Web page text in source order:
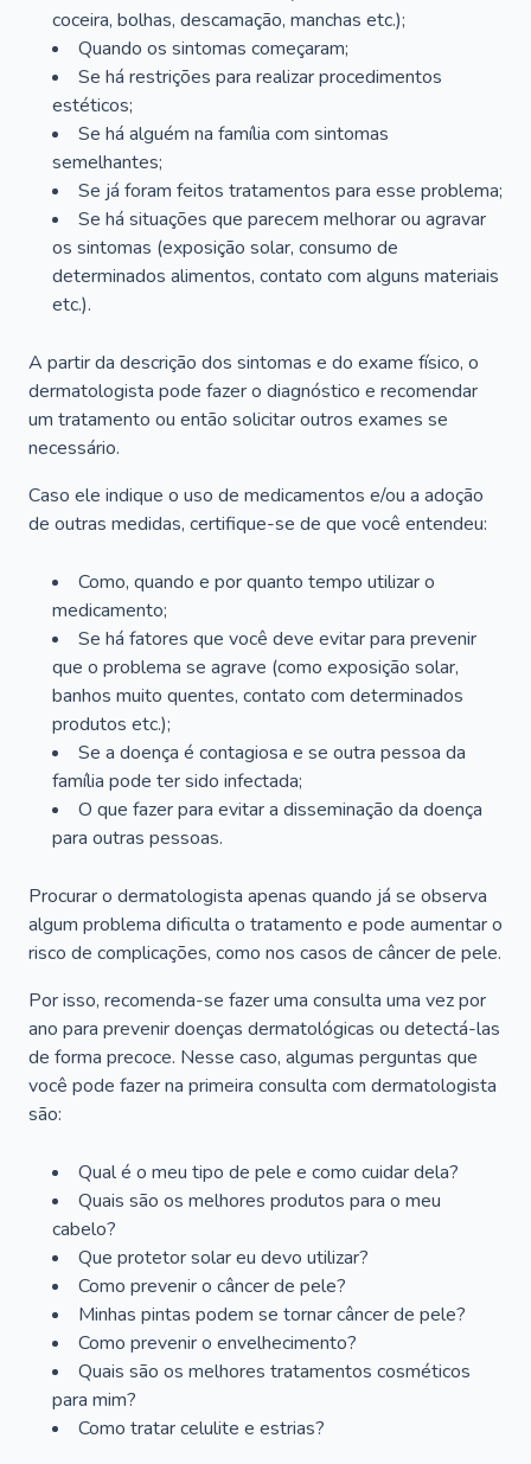
coceira, bolhas, descamação, manchas etc.);
Quando os sintomas começaram;
Se há restrições para realizar procedimentos
estéticos;
Se há alguém na família com sintomas
semelhantes;
Se já foram feitos tratamentos para esse problema;
Se há situações que parecem melhorar ou agravar
os sintomas (exposição solar, consumo de
determinados alimentos, contato com alguns materiais
etc.).
A partir da descrição dos sintomas e do exame físico, o
dermatologista pode fazer o diagnóstico e recomendar
um tratamento ou então solicitar outros exames se
necessário.
Caso ele indique o uso de medicamentos e/ou a adoção
de outras medidas, certifique-se de que você entendeu:
Como, quando e por quanto tempo utilizar o
medicamento;
Se há fatores que você deve evitar para prevenir
que o problema se agrave (como exposição solar,
banhos muito quentes, contato com determinados
produtos etc.);
Se a doença é contagiosa e se outra pessoa da
família pode ter sido infectada;
O que fazer para evitar a disseminação da doença
para outras pessoas.
Procurar o dermatologista apenas quando já se observa
algum problema dificulta o tratamento e pode aumentar o
risco de complicações, como nos casos de câncer de pele.
Por isso, recomenda-se fazer uma consulta uma vez por
ano para prevenir doenças dermatológicas ou detectá-las
de forma precoce. Nesse caso, algumas perguntas que
você pode fazer na primeira consulta com dermatologista
são:
Qual é o meu tipo de pele e como cuidar dela?
Quais são os melhores produtos para o meu
cabelo?
Que protetor solar eu devo utilizar?
Como prevenir o câncer de pele?
Minhas pintas podem se tornar câncer de pele?
Como prevenir o envelhecimento?
Quais são os melhores tratamentos cosméticos
para mim?
Como tratar celulite e estrias?